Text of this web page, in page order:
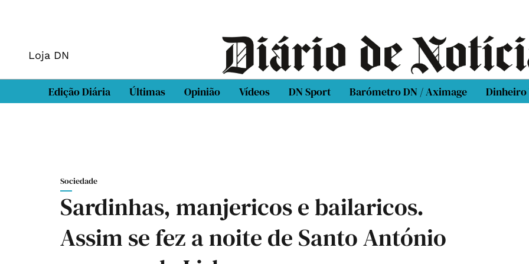
Loja DN
Edição Diária Últimas Opinião Vídeos DN Sport Barómetro DN / Aximage Dinheiro
Sociedade
Sardinhas, manjericos e bailaricos.
Assim se fez a noite de Santo António